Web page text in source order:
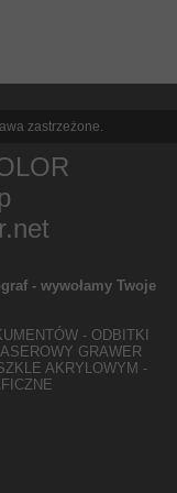
- wywołamy Twoje
- ODBITKI
GRAWER
AKRYLOWYM -
zastrzeżone.